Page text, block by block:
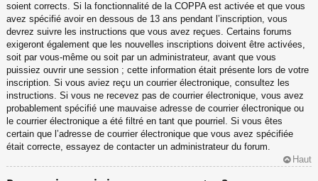
soient corrects. Si la fonctionnalité de la COPPA est activée et que vous
avez spécifié avoir en dessous de 13 ans pendant l’inscription, vous
devrez suivre les instructions que vous avez reçues. Certains forums
exigeront également que les nouvelles inscriptions doivent être activées,
soit par vous-même ou soit par un administrateur, avant que vous
puissiez ouvrir une session ; cette information était présente lors de votre
inscription. Si vous aviez reçu un courrier électronique, consultez les
instructions. Si vous ne recevez pas de courrier électronique, vous avez
probablement spécifié une mauvaise adresse de courrier électronique ou
le courrier électronique a été filtré en tant que pourriel. Si vous êtes
certain que l’adresse de courrier électronique que vous avez spécifiée
était correcte, essayez de contacter un administrateur du forum.
Haut